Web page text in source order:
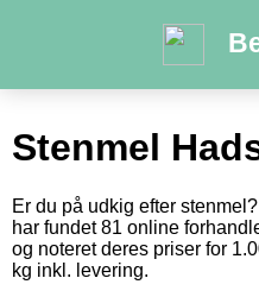
Stenmel
Er du på udkig efter
har fundet 81 online
og noteret deres priser for
kg inkl. levering.